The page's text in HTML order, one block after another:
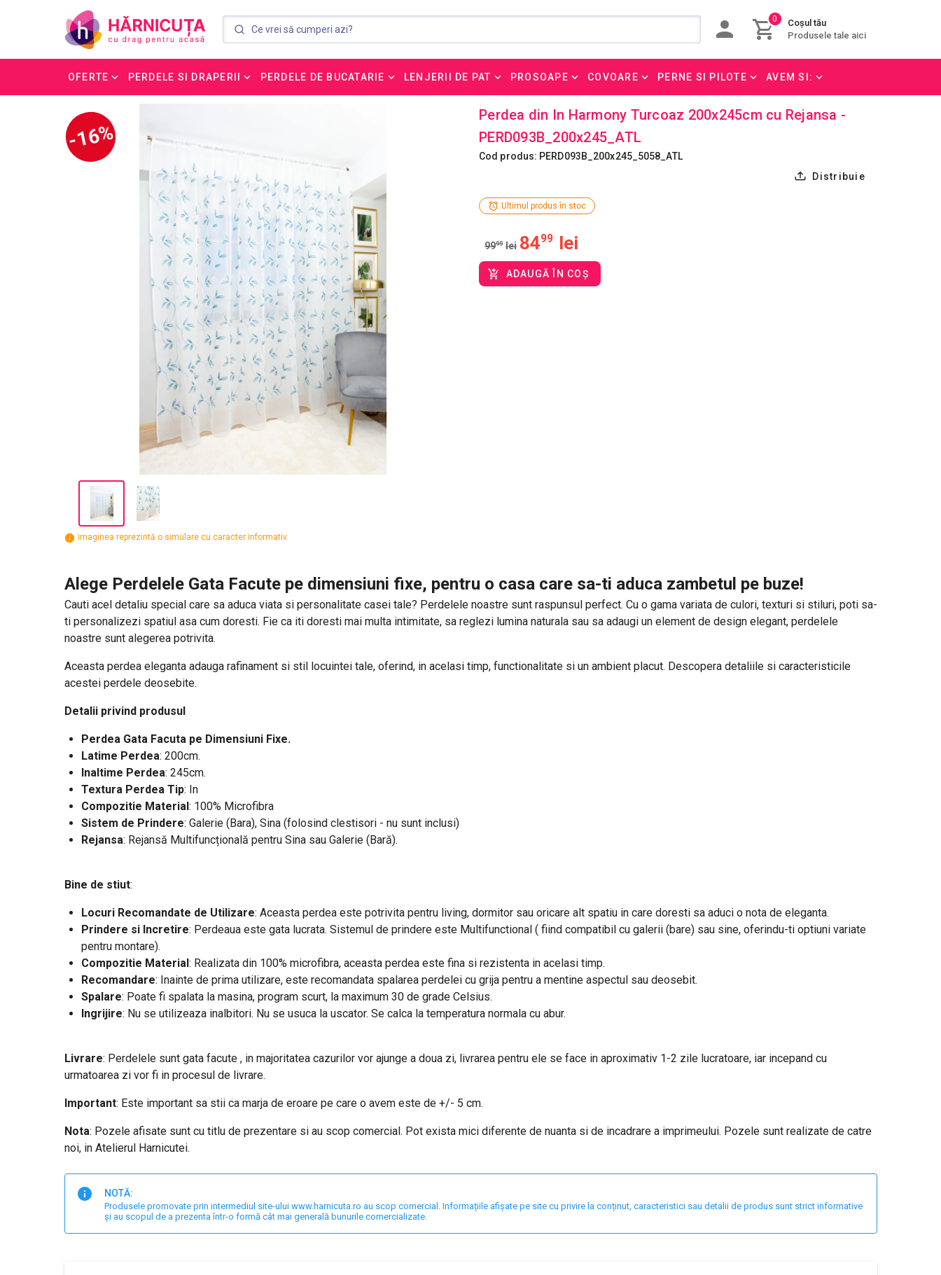
0
Coșul tău
Produsele tale aici
OFERTE PERDELE SI DRAPERII PERDELE DE BUCATARIE LENJERII DE PAT PROSOAPE COVOARE PERNE SI PILOTE AVEM SI:
-16%
imaginea reprezintă o simulare cu caracter informativ.
Perdea din In Harmony Turcoaz 200x245cm cu Rejansa -
PERD093B_200x245_ATL
Cod produs: PERD093B_200x245_5058_ATL
Distribuie
Ultimul produs în stoc
9999 lei 8499 lei
ADAUGĂ ÎN COȘ
Alege Perdelele Gata Facute pe dimensiuni fixe, pentru o casa care sa-ti aduca zambetul pe buze!
Cauti acel detaliu special care sa aduca viata si personalitate casei tale? Perdelele noastre sunt raspunsul perfect. Cu o gama variata de culori, texturi si stiluri, poti sa-
ti personalizezi spatiul asa cum doresti. Fie ca iti doresti mai multa intimitate, sa reglezi lumina naturala sau sa adaugi un element de design elegant, perdelele
noastre sunt alegerea potrivita.
Aceasta perdea eleganta adauga rafinament si stil locuintei tale, oferind, in acelasi timp, functionalitate si un ambient placut. Descopera detaliile si caracteristicile
acestei perdele deosebite.
Detalii privind produsul
Perdea Gata Facuta pe Dimensiuni Fixe.
Latime Perdea: 200cm.
Inaltime Perdea: 245cm.
Textura Perdea Tip: In
Compozitie Material: 100% Microfibra
Sistem de Prindere: Galerie (Bara), Sina (folosind clestisori - nu sunt inclusi)
Rejansa: Rejansă Multifuncțională pentru Sina sau Galerie (Bară).
Bine de stiut:
Locuri Recomandate de Utilizare: Aceasta perdea este potrivita pentru living, dormitor sau oricare alt spatiu in care doresti sa aduci o nota de eleganta.
Prindere si Incretire: Perdeaua este gata lucrata. Sistemul de prindere este Multifunctional ( fiind compatibil cu galerii (bare) sau sine, oferindu-ti optiuni variate
pentru montare).
Compozitie Material: Realizata din 100% microfibra, aceasta perdea este fina si rezistenta in acelasi timp.
Recomandare: Inainte de prima utilizare, este recomandata spalarea perdelei cu grija pentru a mentine aspectul sau deosebit.
Spalare: Poate fi spalata la masina, program scurt, la maximum 30 de grade Celsius.
Ingrijire: Nu se utilizeaza inalbitori. Nu se usuca la uscator. Se calca la temperatura normala cu abur.
Livrare: Perdelele sunt gata facute , in majoritatea cazurilor vor ajunge a doua zi, livrarea pentru ele se face in aproximativ 1-2 zile lucratoare, iar incepand cu
urmatoarea zi vor fi in procesul de livrare.
Important: Este important sa stii ca marja de eroare pe care o avem este de +/- 5 cm.
Nota: Pozele afisate sunt cu titlu de prezentare si au scop comercial. Pot exista mici diferente de nuanta si de incadrare a imprimeului. Pozele sunt realizate de catre
noi, in Atelierul Harnicutei.
NOTĂ:
Produsele promovate prin intermediul site-ului www.harnicuta.ro au scop comercial. Informațiile afișate pe site cu privire la conținut, caracteristici sau detalii de produs sunt strict informative
și au scopul de a prezenta într-o formă cât mai generală bunurile comercializate.